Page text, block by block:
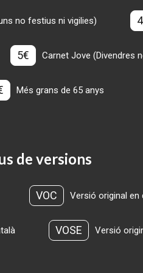
no festius ni vigilies)
5€ Carnet Jove (Divendres
Més grans de 65 anys
de versions
VOC Versió original en
VOSE Versió